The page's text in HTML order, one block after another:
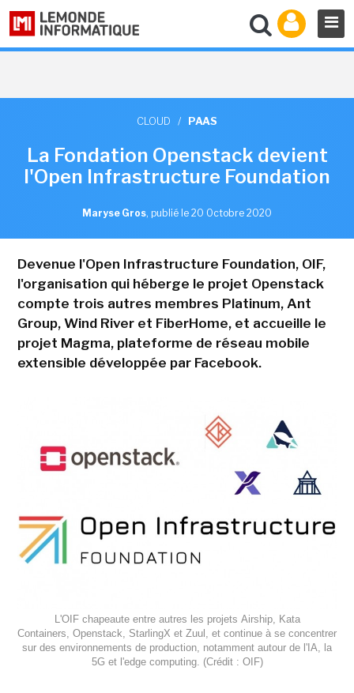
CLOUD / PAAS
La Fondation Openstack devient
l'Open Infrastructure Foundation
Maryse Gros, publié le 20 Octobre 2020
Devenue l'Open Infrastructure Foundation, OIF,
l'organisation qui héberge le projet Openstack
compte trois autres membres Platinum, Ant
Group, Wind River et FiberHome, et accueille le
projet Magma, plateforme de réseau mobile
extensible développée par Facebook.
L'OIF chapeaute entre autres les projets Airship, Kata
Containers, Openstack, StarlingX et Zuul, et continue à se concentrer
sur des environnements de production, notamment autour de l'IA, la
5G et l'edge computing. (Crédit : OIF)